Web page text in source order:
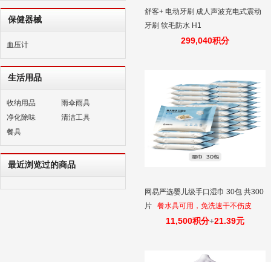
保健器械
血压计
生活用品
收纳用品
雨伞雨具
净化除味
清洁工具
餐具
最近浏览过的商品
舒客+ 电动牙刷 成人声波充电式震动
牙刷 软毛防水 H1
299,040积分
网易严选婴儿级手口湿巾 30包 共300
片
餐水具可用，免洗速干不伤皮
肤，50/10片装
11,500积分+21.39元